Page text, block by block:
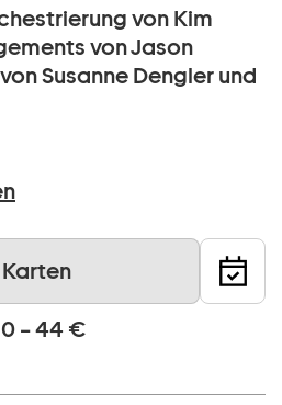
von Kim
von Jason
Susanne Dengler und
Karten
– 44 €